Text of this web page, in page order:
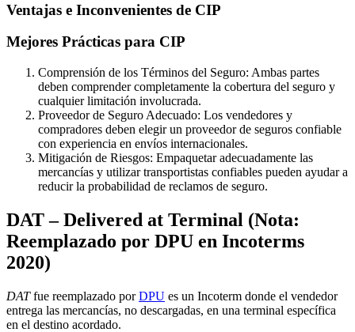
Ventajas e Inconvenientes de CIP
Mejores Prácticas para CIP
Comprensión de los Términos del Seguro: Ambas partes
deben comprender completamente la cobertura del seguro y
cualquier limitación involucrada.
Proveedor de Seguro Adecuado: Los vendedores y
compradores deben elegir un proveedor de seguros confiable
con experiencia en envíos internacionales.
Mitigación de Riesgos: Empaquetar adecuadamente las
mercancías y utilizar transportistas confiables pueden ayudar a
reducir la probabilidad de reclamos de seguro.
DAT – Delivered at Terminal (Nota:
Reemplazado por DPU en Incoterms
2020)
DATfue reemplazado porDPU es un Incoterm donde el vendedor
entrega las mercancías, no descargadas, en una terminal específica
en el destino acordado.